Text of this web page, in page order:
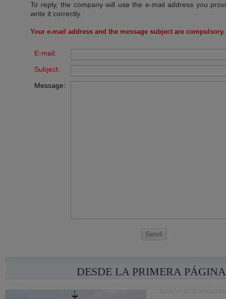
To reply, the company will use the e-mail address you
write it correctly.
Your e-mail address and the message subject are compulsory.
E-mail:
Subject:
Message:
Send
DESDE LA PRIMERA PÁGINA